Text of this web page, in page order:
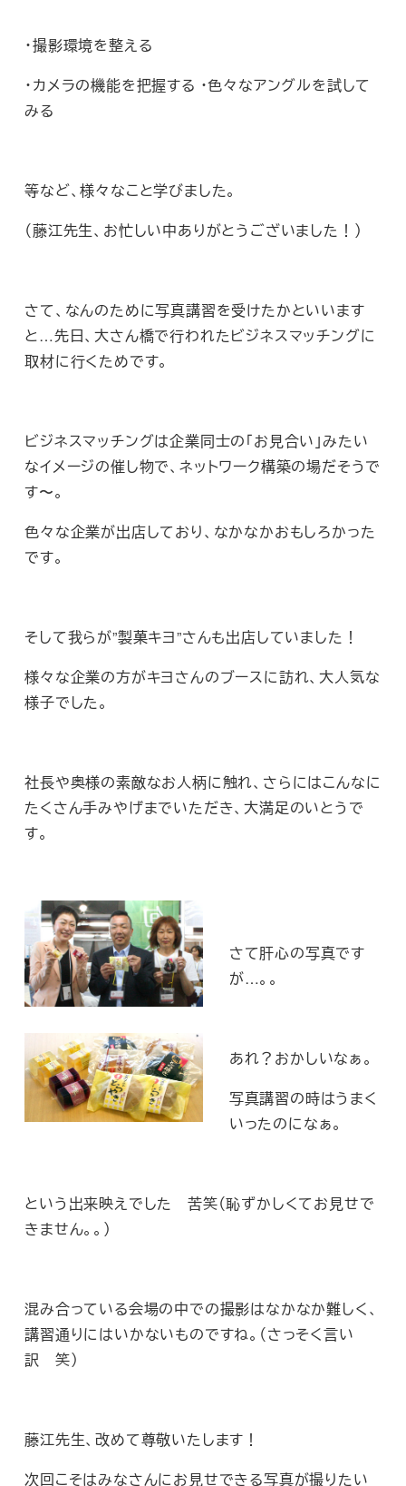
・撮影環境を整える
・カメラの機能を把握する ・色々なアングルを試して
みる
等など、様々なこと学びました。
（藤江先生、お忙しい中ありがとうございました！）
さて、なんのために写真講習を受けたかといいます
と…先日、大さん橋で行われたビジネスマッチングに
取材に行くためです。
ビジネスマッチングは企業同士の「お見合い」みたい
なイメージの催し物で、ネットワーク構築の場だそうで
す〜。
色々な企業が出店しており、なかなかおもしろかった
です。
そして我らが”製菓キヨ”さんも出店していました！
様々な企業の方がキヨさんのブースに訪れ、大人気な
様子でした。
社長や奥様の素敵なお人柄に触れ、さらにはこんなに
たくさん手みやげまでいただき、大満足のいとうで
す。
さて肝心の写真です
が…。。
あれ？おかしいなぁ。
写真講習の時はうまく
いったのになぁ。
という出来映えでした 苦笑（恥ずかしくてお見せで
きません。。）
混み合っている会場の中での撮影はなかなか難しく、
講習通りにはいかないものですね。（さっそく言い
訳 笑）
藤江先生、改めて尊敬いたします！
次回こそはみなさんにお見せできる写真が撮りたい